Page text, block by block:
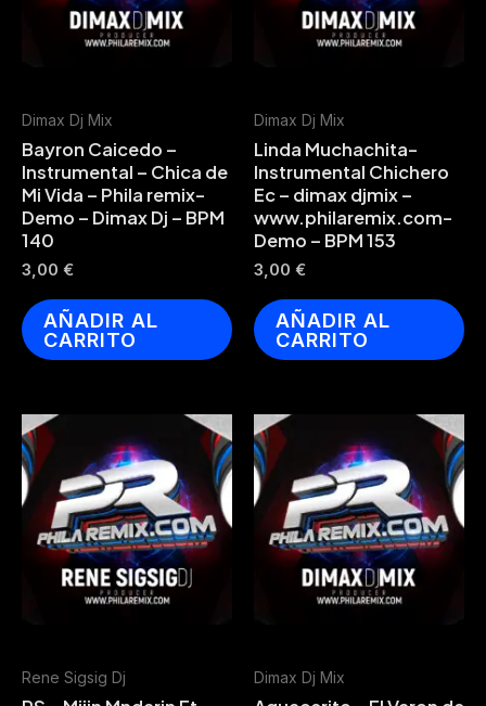
Dimax Dj Mix
Bayron Caicedo –
Instrumental – Chica de
Mi Vida – Phila remix-
Demo – Dimax Dj – BPM
140
3,00 €
AÑADIR AL
CARRITO
Dimax Dj Mix
Linda Muchachita-
Instrumental Chichero
Ec – dimax djmix –
www.philaremix.com-
Demo – BPM 153
3,00 €
AÑADIR AL
CARRITO
Rene Sigsig Dj Dimax Dj Mix